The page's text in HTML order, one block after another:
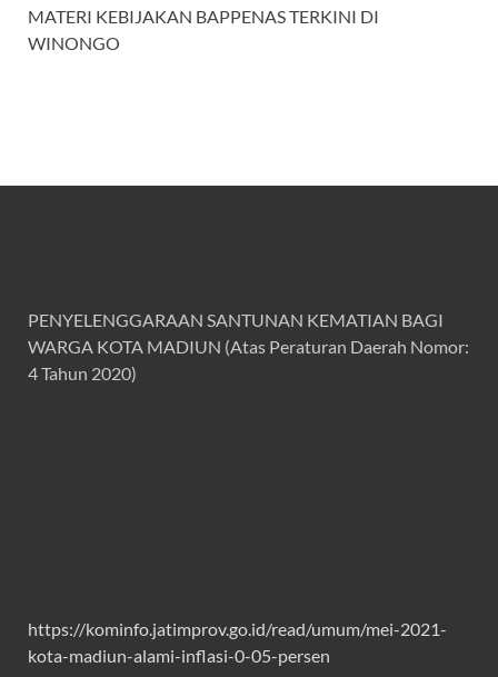
MATERI KEBIJAKAN BAPPENAS TERKINI DI
WINONGO
PENYELENGGARAAN SANTUNAN KEMATIAN BAGI
WARGA KOTA MADIUN (Atas Peraturan Daerah Nomor:
4 Tahun 2020)
https://kominfo.jatimprov.go.id/read/umum/mei-2021-
kota-madiun-alami-inflasi-0-05-persen